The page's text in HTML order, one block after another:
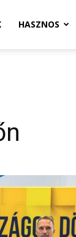
HASZNOS